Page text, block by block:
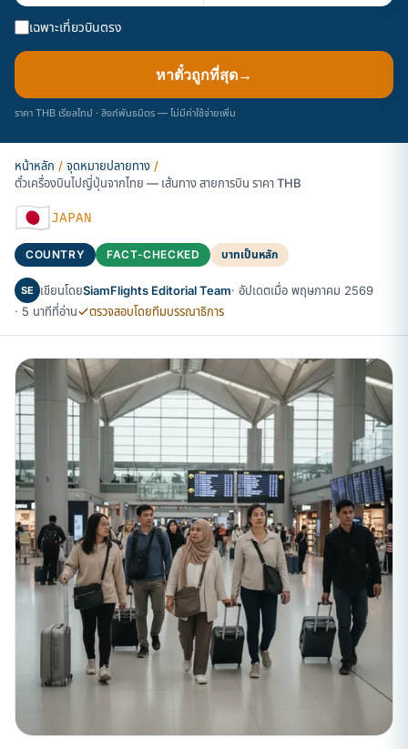
เฉพาะเที่ยวบินตรง
หาตั๋วถูกที่สุด→
ราคา THB เรียลไทม์ · ลิงก์พันธมิตร — ไม่มีค่าใช้จ่ายเพิ่ม
หน้าหลัก / จุดหมายปลายทาง /
ตั๋วเครื่องบินไปญี่ปุ่นจากไทย — เส้นทาง สายการบิน ราคา THB
🇯🇵JAPAN
COUNTRY FACT-CHECKED บาทเป็นหลัก
SE เขียนโดยSiamFlights Editorial Team· อัปเดตเมื่อ พฤษภาคม 2569
· 5 นาทีที่อ่าน
ตรวจสอบโดยทีมบรรณาธิการ